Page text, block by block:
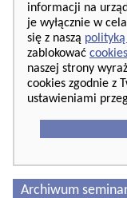
informacji na
je wyłącznie w
się z naszą
zablokować cookies
naszej strony
cookies zgodnie z
ustawieniami
Archiwum